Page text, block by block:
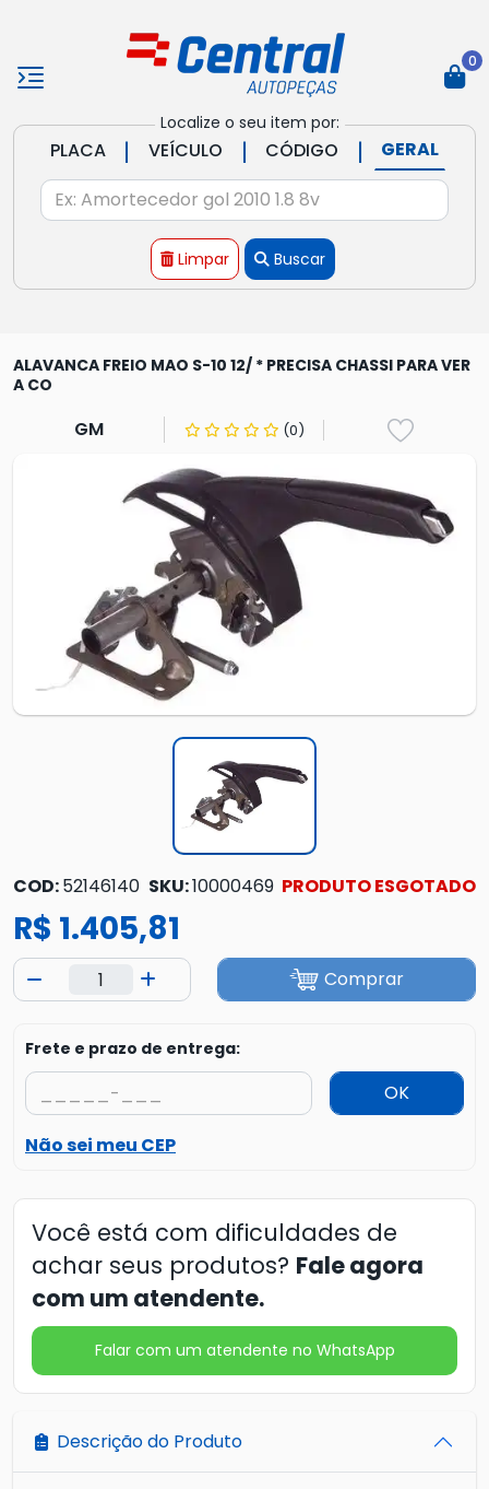
Localize o seu item por:
PLACA | VEÍCULO | CÓDIGO | GERAL
Limpar Buscar
0
ALAVANCA FREIO MAO S-10 12/ * PRECISA CHASSI PARA VER
A CO
GM (0)
COD:52146140 SKU:10000469 PRODUTO ESGOTADO
R$ 1.405,81
Comprar
Frete e prazo de entrega:
OK
Não sei meu CEP
Você está com dificuldades de
achar seus produtos? Fale agora
com um atendente.
Falar com um atendente no WhatsApp
Descrição do Produto